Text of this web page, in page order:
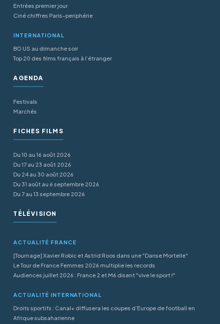
Entrées premier jour
Ciné chiffres Paris-periphérie
INTERNATIONAL
BO US au dimanche soir
Top 20 des films français à l’étranger
AGENDA
Festivals
Marchés
FICHES FILMS
Du 10 au 16 août 2026
Du 17 au 23 août 2026
Du 24 au 30 août 2026
Du 31 août au 6 septembre 2026
Du 7 au 13 septembre 2026
TÉLÉVISION
ACTUALITÉ FRANCE
[Tournage] Xavier Robic et Astrid Roos dans une "Danse Mortelle"
Le Tour de France Femmes 2026 multiplie les records
Audiences juillet 2026 : France 2 et M6 disent "vive le sport !"
ACTUALITÉ INTERNATIONAL
Droits sportifs : Canal+ diffusera les coupes d’Europe de football en
Afrique subsaharienne